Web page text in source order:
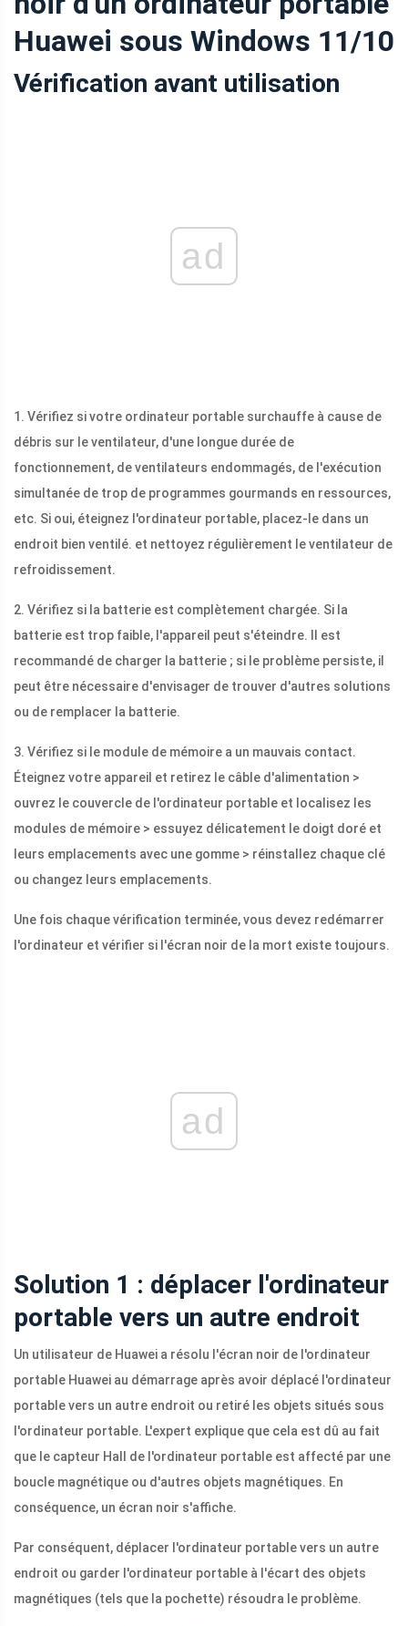
Huawei sous Windows 11/10
Vérification avant utilisation
ad
1. Vérifiez si votre ordinateur portable surchauffe à cause de
débris sur le ventilateur, d'une longue durée de
fonctionnement, de ventilateurs endommagés, de l'exécution
simultanée de trop de programmes gourmands en ressources,
etc. Si oui, éteignez l'ordinateur portable, placez-le dans un
endroit bien ventilé. et nettoyez régulièrement le ventilateur de
refroidissement.
2. Vérifiez si la batterie est complètement chargée. Si la
batterie est trop faible, l'appareil peut s'éteindre. Il est
recommandé de charger la batterie ; si le problème persiste, il
peut être nécessaire d'envisager de trouver d'autres solutions
ou de remplacer la batterie.
3. Vérifiez si le module de mémoire a un mauvais contact.
Éteignez votre appareil et retirez le câble d'alimentation >
ouvrez le couvercle de l'ordinateur portable et localisez les
modules de mémoire > essuyez délicatement le doigt doré et
leurs emplacements avec une gomme > réinstallez chaque clé
ou changez leurs emplacements.
Une fois chaque vérification terminée, vous devez redémarrer
l'ordinateur et vérifier si l'écran noir de la mort existe toujours.
ad
Solution 1 : déplacer l'ordinateur
portable vers un autre endroit
Un utilisateur de Huawei a résolu l'écran noir de l'ordinateur
portable Huawei au démarrage après avoir déplacé l'ordinateur
portable vers un autre endroit ou retiré les objets situés sous
l'ordinateur portable. L'expert explique que cela est dû au fait
que le capteur Hall de l'ordinateur portable est affecté par une
boucle magnétique ou d'autres objets magnétiques. En
conséquence, un écran noir s'affiche.
Par conséquent, déplacer l'ordinateur portable vers un autre
endroit ou garder l'ordinateur portable à l'écart des objets
magnétiques (tels que la pochette) résoudra le problème.